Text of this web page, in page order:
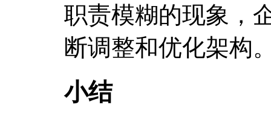
职责模糊的现象，
断调整和优化架构
小结